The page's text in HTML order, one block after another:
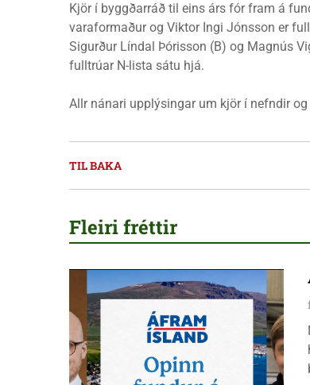
Kjör í byggðarráð til eins árs fór fram á
varaformaður og Viktor Ingi Jónsson er
Sigurður Líndal Þórisson (B) og Magnús
fulltrúar N-lista sátu hjá.
Allr nánari upplýsingar um kjör í nefndir
TIL BAKA
Fleiri fréttir